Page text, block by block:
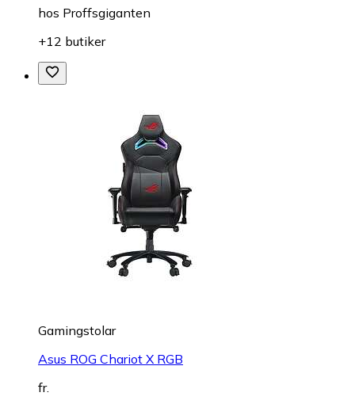
hos Proffsgiganten
+12 butiker
Gamingstolar
Asus ROG Chariot X RGB
fr.